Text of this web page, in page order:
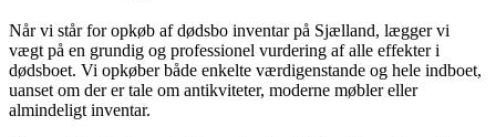
Når vi står for opkøb af dødsbo inventar på Sjælland, lægger vi
vægt på en grundig og professionel vurdering af alle effekter i
dødsboet. Vi opkøber både enkelte værdigenstande og hele indboet,
uanset om der er tale om antikviteter, moderne møbler eller
almindeligt inventar.